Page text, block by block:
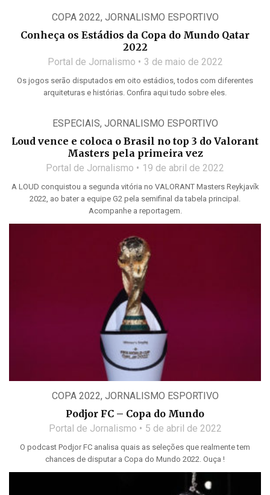
COPA 2022, JORNALISMO ESPORTIVO
Conheça os Estádios da Copa do Mundo Qatar
2022
Portal de Jornalismo 3 de maio de 2022
Os jogos serão disputados em oito estádios, todos com diferentes
arquiteturas e histórias. Confira aqui tudo sobre eles.
ESPECIAIS, JORNALISMO ESPORTIVO
Loud vence e coloca o Brasil no top 3 do Valorant
Masters pela primeira vez
Portal de Jornalismo 19 de abril de 2022
A LOUD conquistou a segunda vitória no VALORANT Masters Reykjavík
2022, ao bater a equipe G2 pela semifinal da tabela principal.
Acompanhe a reportagem.
COPA 2022, JORNALISMO ESPORTIVO
Podjor FC – Copa do Mundo
Portal de Jornalismo 5 de abril de 2022
O podcast Podjor FC analisa quais as seleções que realmente tem
chances de disputar a Copa do Mundo 2022. Ouça !